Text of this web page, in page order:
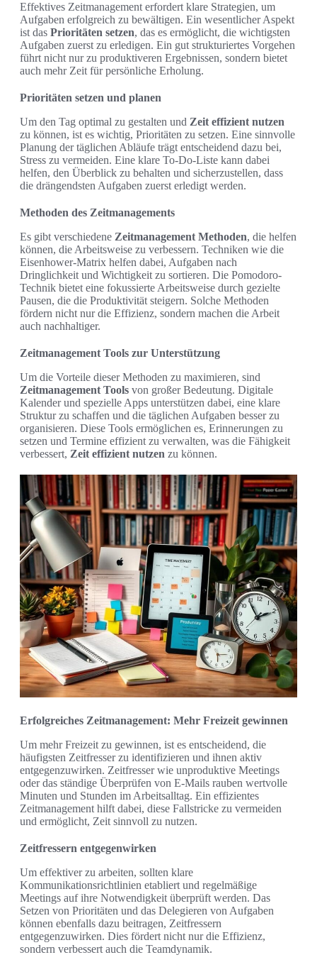
Effektives Zeitmanagement erfordert klare Strategien, um
Aufgaben erfolgreich zu bewältigen. Ein wesentlicher Aspekt
ist das Prioritäten setzen, das es ermöglicht, die wichtigsten
Aufgaben zuerst zu erledigen. Ein gut strukturiertes Vorgehen
führt nicht nur zu produktiveren Ergebnissen, sondern bietet
auch mehr Zeit für persönliche Erholung.
Prioritäten setzen und planen
Um den Tag optimal zu gestalten und Zeit effizient nutzen
zu können, ist es wichtig, Prioritäten zu setzen. Eine sinnvolle
Planung der täglichen Abläufe trägt entscheidend dazu bei,
Stress zu vermeiden. Eine klare To-Do-Liste kann dabei
helfen, den Überblick zu behalten und sicherzustellen, dass
die drängendsten Aufgaben zuerst erledigt werden.
Methoden des Zeitmanagements
Es gibt verschiedene Zeitmanagement Methoden, die helfen
können, die Arbeitsweise zu verbessern. Techniken wie die
Eisenhower-Matrix helfen dabei, Aufgaben nach
Dringlichkeit und Wichtigkeit zu sortieren. Die Pomodoro-
Technik bietet eine fokussierte Arbeitsweise durch gezielte
Pausen, die die Produktivität steigern. Solche Methoden
fördern nicht nur die Effizienz, sondern machen die Arbeit
auch nachhaltiger.
Zeitmanagement Tools zur Unterstützung
Um die Vorteile dieser Methoden zu maximieren, sind
Zeitmanagement Tools von großer Bedeutung. Digitale
Kalender und spezielle Apps unterstützen dabei, eine klare
Struktur zu schaffen und die täglichen Aufgaben besser zu
organisieren. Diese Tools ermöglichen es, Erinnerungen zu
setzen und Termine effizient zu verwalten, was die Fähigkeit
verbessert, Zeit effizient nutzen zu können.
Erfolgreiches Zeitmanagement: Mehr Freizeit gewinnen
Um mehr Freizeit zu gewinnen, ist es entscheidend, die
häufigsten Zeitfresser zu identifizieren und ihnen aktiv
entgegenzuwirken. Zeitfresser wie unproduktive Meetings
oder das ständige Überprüfen von E-Mails rauben wertvolle
Minuten und Stunden im Arbeitsalltag. Ein effizientes
Zeitmanagement hilft dabei, diese Fallstricke zu vermeiden
und ermöglicht, Zeit sinnvoll zu nutzen.
Zeitfressern entgegenwirken
Um effektiver zu arbeiten, sollten klare
Kommunikationsrichtlinien etabliert und regelmäßige
Meetings auf ihre Notwendigkeit überprüft werden. Das
Setzen von Prioritäten und das Delegieren von Aufgaben
können ebenfalls dazu beitragen, Zeitfressern
entgegenzuwirken. Dies fördert nicht nur die Effizienz,
sondern verbessert auch die Teamdynamik.